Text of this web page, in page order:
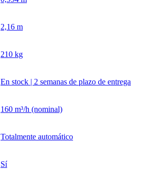
2,16 m
210 kg
En stock | 2 semanas de plazo de entrega
160 m³/h (nominal)
Totalmente automático
Sí